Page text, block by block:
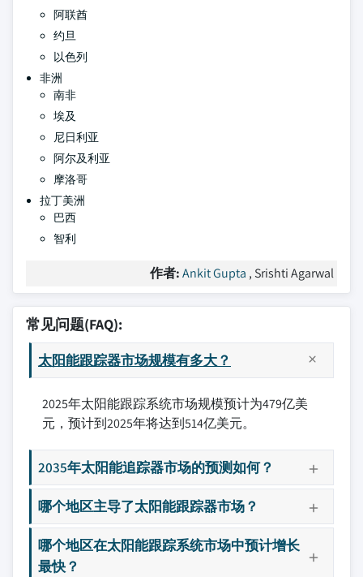
阿联酋
约旦
以色列
非洲
南非
埃及
尼日利亚
阿尔及利亚
摩洛哥
拉丁美洲
巴西
智利
作者:Ankit Gupta , Srishti Agarwal
常见问题(FAQ):
太阳能跟踪器市场规模有多大？
2025年太阳能跟踪系统市场规模预计为479亿美
元，预计到2025年将达到514亿美元。
2035年太阳能追踪器市场的预测如何？
哪个地区主导了太阳能跟踪器市场？
哪个地区在太阳能跟踪系统市场中预计增长
最快？